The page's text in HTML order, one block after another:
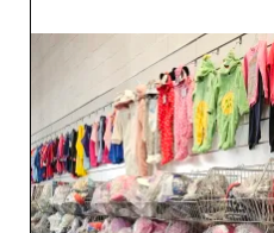
facilite la mise en relation
spécialisés dans la mode
permet de développer un